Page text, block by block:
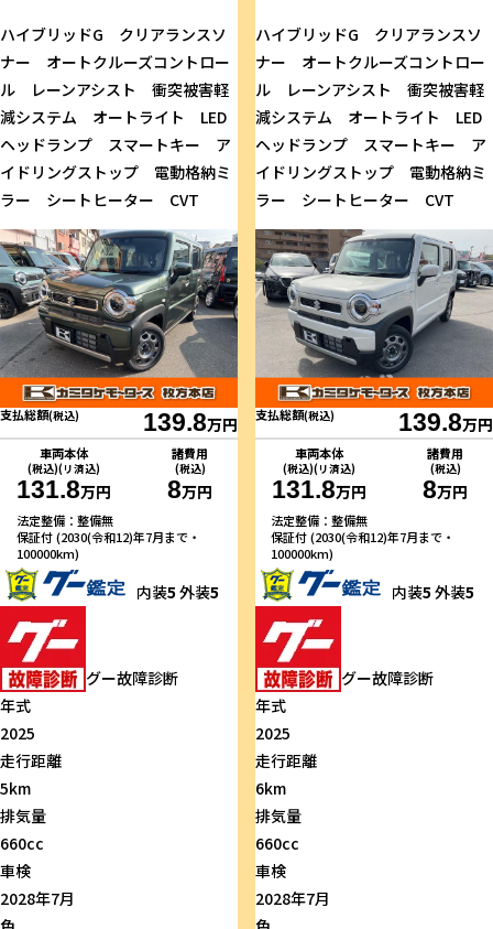
ハイブリッドG クリアランスソ
ナー オートクルーズコントロー
ル レーンアシスト 衝突被害軽
減システム オートライト LED
ヘッドランプ スマートキー ア
イドリングストップ 電動格納ミ
ラー シートヒーター CVT
支払総額(税込) 139.8万円
車両本体
(税込)(リ済込)
131.8万円
諸費用
(税込)
8万円
法定整備：整備無
保証付 (2030(令和12)年7月まで・
100000km)
内装5 外装5
グー故障診断
年式
2025
走行距離
5km
排気量
660cc
車検
2028年7月
ハイブリッドG クリアランスソ
ナー オートクルーズコントロー
ル レーンアシスト 衝突被害軽
減システム オートライト LED
ヘッドランプ スマートキー ア
イドリングストップ 電動格納ミ
ラー シートヒーター CVT
支払総額(税込) 139.8万円
車両本体
(税込)(リ済込)
131.8万円
諸費用
(税込)
8万円
法定整備：整備無
保証付 (2030(令和12)年7月まで・
100000km)
内装5 外装5
グー故障診断
年式
2025
走行距離
6km
排気量
660cc
車検
2028年7月